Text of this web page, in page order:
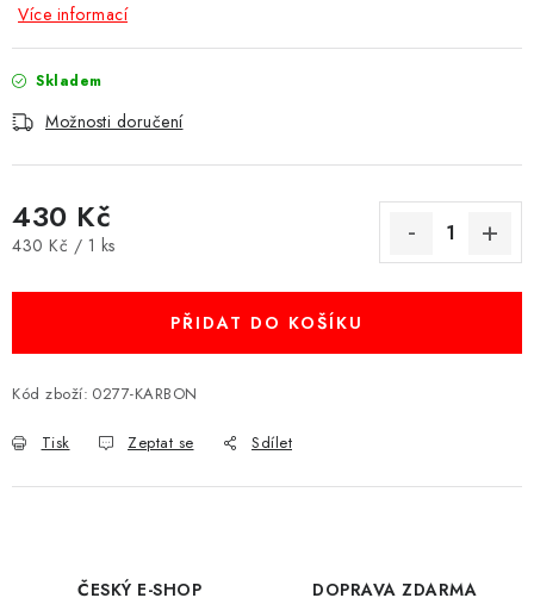
Více informací
Skladem
Možnosti doručení
430 Kč
Měrná cena:
430 Kč / 1 ks
PŘIDAT DO KOŠÍKU
Kód zboží: 0277-KARBON
Tisk Zeptat se Sdílet
ČESKÝ E-SHOP DOPRAVA ZDARMA